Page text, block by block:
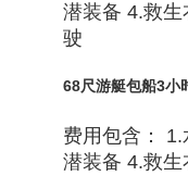
潜装备 4.救
驶
68尺游艇包船3小
费用包含：
潜装备 4.救